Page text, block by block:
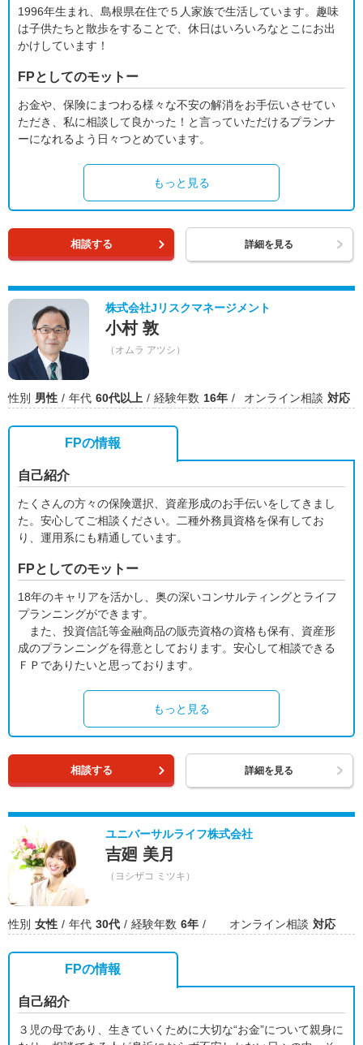
1996年生まれ、島根県在住で５人家族で生活しています。趣味
は子供たちと散歩をすることで、休日はいろいろなとこにお出
かけしています！
FPとしてのモットー
お金や、保険にまつわる様々な不安の解消をお手伝いさせてい
ただき、私に相談して良かった！と言っていただけるプランナ
ーになれるよう日々つとめています。
もっと見る
相談する 詳細を見る
株式会社Jリスクマネージメント
小村 敦
（オムラ アツシ）
性別 男性 年代 60代以上 経験年数 16年 オンライン相談 対応
FPの情報
自己紹介
たくさんの方々の保険選択、資産形成のお手伝いをしてきまし
た。安心してご相談ください。二種外務員資格を保有してお
り、運用系にも精通しています。
FPとしてのモットー
18年のキャリアを活かし、奥の深いコンサルティングとライフ
プランニングができます。
また、投資信託等金融商品の販売資格の資格も保有、資産形
成のプランニングを得意としております。安心して相談できる
ＦＰでありたいと思っております。
もっと見る
相談する 詳細を見る
ユニバーサルライフ株式会社
吉廻 美月
（ヨシザコ ミツキ）
性別 女性 年代 30代 経験年数 6年 オンライン相談 対応
FPの情報
自己紹介
３児の母であり、生きていくために大切な“お金”について親身に